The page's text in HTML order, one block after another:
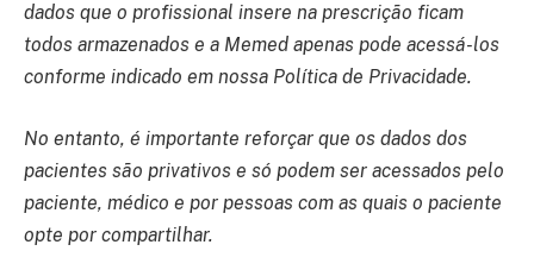
dados que o profissional insere na prescrição ficam
todos armazenados e a Memed apenas pode acessá-los
conforme indicado em nossa Política de Privacidade.
No entanto, é importante reforçar que os dados dos
pacientes são privativos e só podem ser acessados pelo
paciente, médico e por pessoas com as quais o paciente
opte por compartilhar.